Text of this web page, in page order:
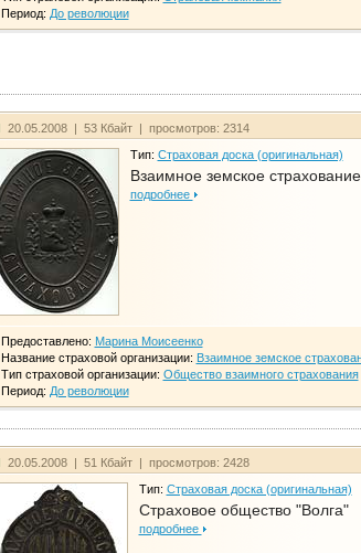
Период: До революции
20.05.2008 | 53 Кбайт | просмотров: 2314
Тип: Страховая доска (оригинальная)
Взаимное земское страхование
подробнее
Предоставлено: Марина Моисеенко
Название страховой организации: Взаимное земское
Тип страховой организации: Общество взаимного страхования
Период: До революции
20.05.2008 | 51 Кбайт | просмотров: 2428
Тип: Страховая доска (оригинальная)
Страховое общество "Волга"
подробнее